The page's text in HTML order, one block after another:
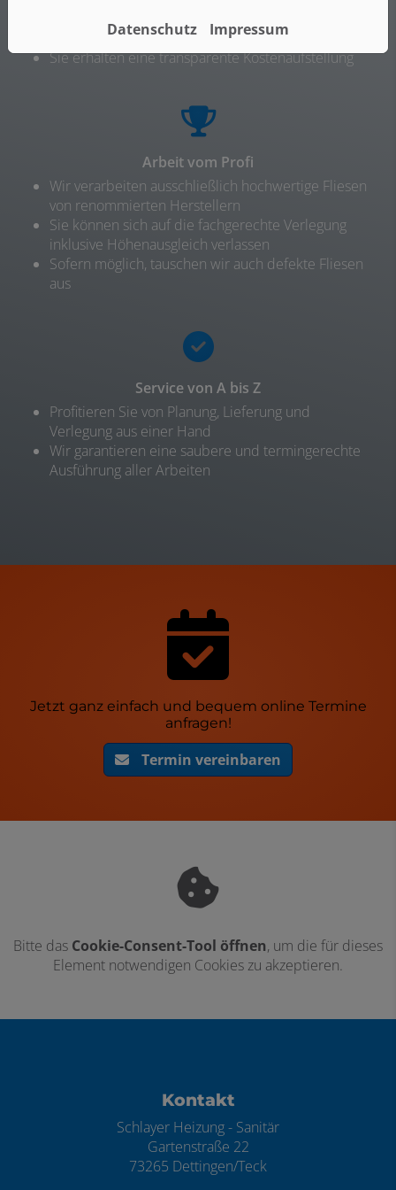
Wir beraten Sie individuell und umfassend
Sie erhalten eine transparente Kostenaufstellung
Arbeit vom Profi
Wir verarbeiten ausschließlich hochwertige Fliesen
von renommierten Herstellern
Sie können sich auf die fachgerechte Verlegung
inklusive Höhenausgleich verlassen
Sofern möglich, tauschen wir auch defekte Fliesen
aus
Service von A bis Z
Profitieren Sie von Planung, Lieferung und
Verlegung aus einer Hand
Wir garantieren eine saubere und termingerechte
Ausführung aller Arbeiten
Jetzt ganz einfach und bequem online Termine
anfragen!
Termin vereinbaren
Bitte das Cookie-Consent-Tool öffnen, um die für dieses
Element notwendigen Cookies zu akzeptieren.
Kontakt
Schlayer Heizung - Sanitär
Gartenstraße 22
73265 Dettingen/Teck
Datenschutz Impressum